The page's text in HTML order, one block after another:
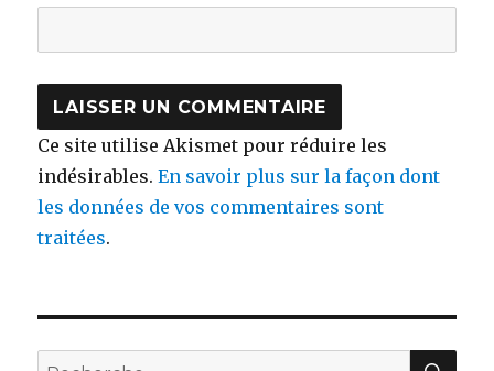
Ce site utilise Akismet pour réduire les
indésirables.En savoir plus sur la façon dont
les données de vos commentaires sont
traitées.